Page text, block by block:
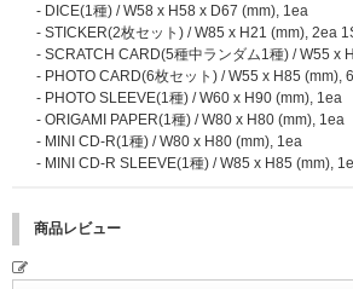
催日時点で有効会員でない場合ご応募いただけ
※新規入会のご案内はこちら※外部サイトに
■開催日程/開催地
2026年9月21日(月・祝) 関東
※開催時間、応募期間、その他詳細は後日あら
※開催日程は変更される場合がありますので、
&グリート」イベントの両方にご応募いただけま
■応募方法、応募期間、注意事項、ご本人確認
- DICE(1種) / W58 x H58 x D67 (mm), 1ea
- STICKER(2枚セット) / W85 x H21 (mm), 2ea
- SCRATCH CARD(5種中ランダム1種) / W55 x
- PHOTO CARD(6枚セット) / W55 x H85 (mm),
- PHOTO SLEEVE(1種) / W60 x H90 (mm), 1ea
- ORIGAMI PAPER(1種) / W80 x H80 (mm), 1ea
- MINI CD-R(1種) / W80 x H80 (mm), 1ea
- MINI CD-R SLEEVE(1種) / W85 x H85 (mm),
商品レビュー